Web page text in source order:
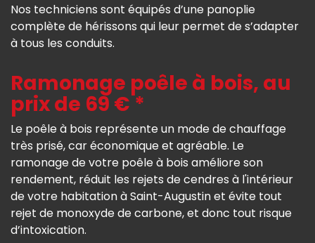
Nos techniciens sont équipés d’une panoplie
complète de hérissons qui leur permet de s’adapter
à tous les conduits.
Ramonage poêle à bois, au
prix de 69 € *
Le poêle à bois représente un mode de chauffage
très prisé, car économique et agréable. Le
ramonage de votre poêle à bois améliore son
rendement, réduit les rejets de cendres à l'intérieur
de votre habitation à Saint-Augustin et évite tout
rejet de monoxyde de carbone, et donc tout risque
d’intoxication.